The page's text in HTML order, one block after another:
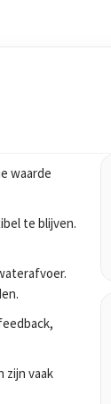
waarde
te blijven.
zijn vaak